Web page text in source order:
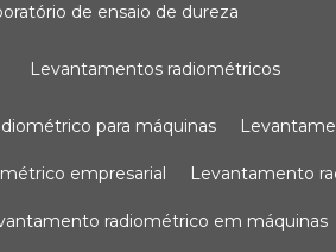
de ensaio de dureza
levantamentos radiométricos
para máquinas
empresarial levantamento
radiométrico em máquinas